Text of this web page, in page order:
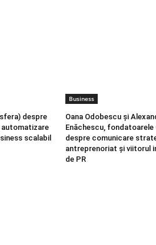
despre
scalabil
Business
Oana Odobescu și
Enăchescu,
despre comunicare
antreprenoriat și viitorul
de PR